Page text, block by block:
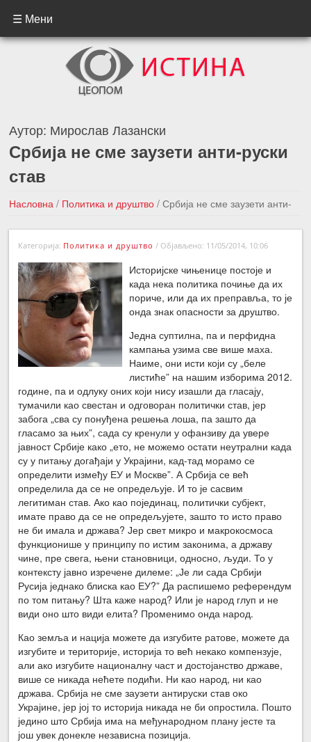
☰ Мени
Аутор: Мирослав Лазански
Србија не сме заузети анти-руски
став
Насловна / Политика и друштво / Србија не сме заузети анти-
руски став
←Претходна вест
Следећа вест →
Категорија: Политика и друштво / Објављено: 11/05/2014, 10:06
Историјске чињенице постоје и
када нека политика почиње да их
пориче, или да их преправља, то је
онда знак опасности за друштво.
Једна суптилна, па и перфидна
кампања узима све више маха.
Наиме, они исти који су „беле
листиће” на нашим изборима 2012.
године, па и одлуку оних који нису изашли да гласају,
тумачили као свестан и одговоран политички став, јер
забога „сва су понуђена решења лоша, па зашто да
гласамо за њих”, сада су кренули у офанзиву да увере
јавност Србије како „ето, не можемо остати неутрални када
су у питању догађаји у Украјини, кад-тад морамо се
определити између ЕУ и Москве”. А Србија се већ
определила да се не опредељује. И то је сасвим
легитиман став. Ако као појединац, политички субјект,
имате право да се не опредељујете, зашто то исто право
не би имала и држава? Јер свет микро и макрокосмоса
функционише у принципу по истим законима, а државу
чине, пре свега, њени становници, односно, људи. То у
контексту јавно изречене дилеме: „Је ли сада Србији
Русија једнако блиска као ЕУ?” Да распишемо референдум
по том питању? Шта каже народ? Или је народ глуп и не
види оно што види елита? Променимо онда народ.
Као земља и нација можете да изгубите ратове, можете да
изгубите и територије, историја то већ некако компензује,
али ако изгубите националну част и достојанство државе,
више се никада нећете подићи. Ни као народ, ни као
држава. Србија не сме заузети антируски став око
Украјине, јер јој то историја никада не би опростила. Пошто
једино што Србија има на међународном плану јесте та
још увек донекле независна позиција.